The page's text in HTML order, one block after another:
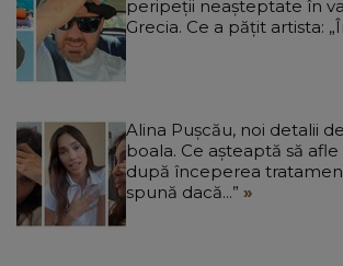
peripeții neașteptate în
Grecia. Ce a pățit artista:
Alina Pușcău, noi detalii
boala. Ce așteaptă să
după începerea
spună dacă...”